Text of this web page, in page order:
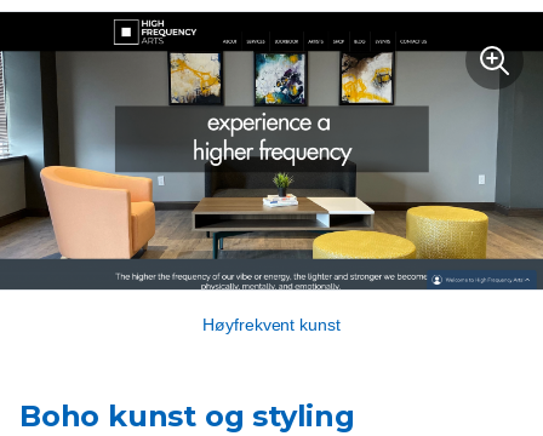
Høyfrekvent kunst
Boho kunst og styling